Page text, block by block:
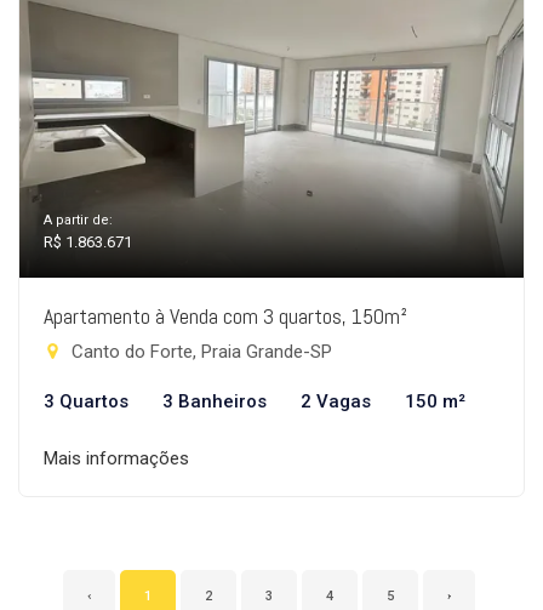
A partir de:
R$ 1.863.671
Apartamento à Venda com 3 quartos, 150m²
Canto do Forte, Praia Grande-SP
3 Quartos 3 Banheiros 2 Vagas 150 m²
Mais informações
‹ 1 2 3 4 5 ›